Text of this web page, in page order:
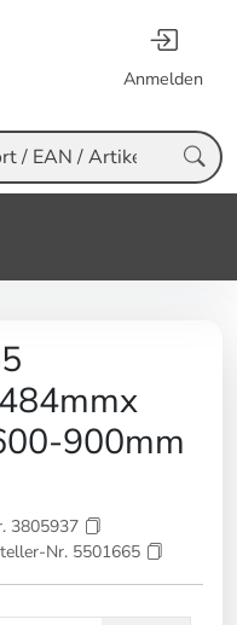
Anmelden
900mm
3805937
Nr. 5501665